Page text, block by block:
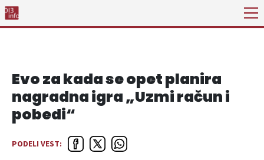
Evo za kada se opet planira
nagradna igra „Uzmi račun i
pobedi“
PODELI VEST: